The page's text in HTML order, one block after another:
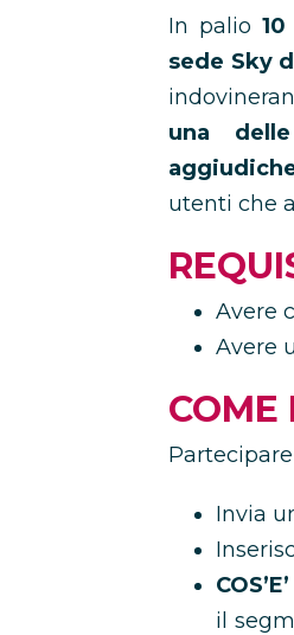
In palio
sede Sky
una
utenti che
Avere
Avere
COME
Invia
il